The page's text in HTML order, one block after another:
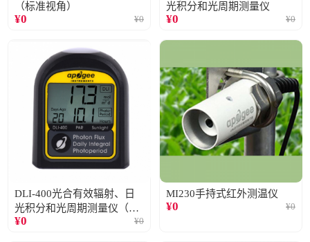
（标准视角）
¥0 ¥0
光积分和光周期测量仪
¥0 ¥0
DLI-400光合有效辐射、日
光积分和光周期测量仪（仅
阳光）
¥0 ¥0
MI230手持式红外测温仪
¥0 ¥0